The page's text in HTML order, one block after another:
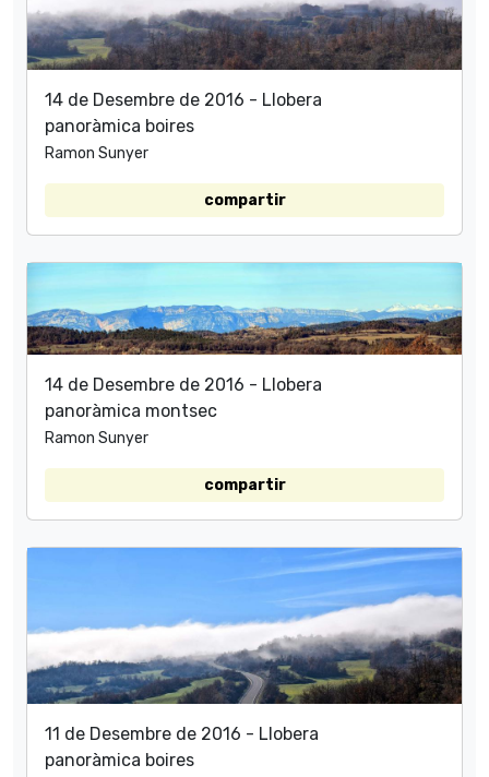
14 de Desembre de 2016 - Llobera
panoràmica boires
Ramon Sunyer
compartir
14 de Desembre de 2016 - Llobera
panoràmica montsec
Ramon Sunyer
compartir
11 de Desembre de 2016 - Llobera
panoràmica boires